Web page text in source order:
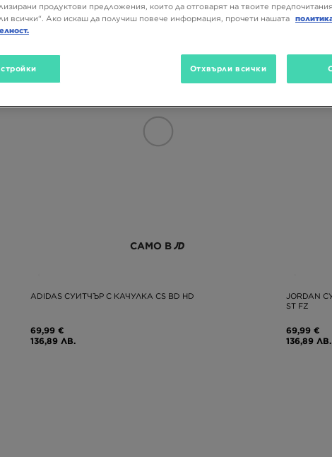
САМО В
ADIDAS СУИТЧЪР С КАЧУЛКА CS BD HD
69,99 €
136,89 ЛВ.
JORDAN
ST FZ
69,99 €
136,89 ЛВ.
продуктови предложения, които да отговарят на твоите
всички“. Ако искаш да получиш повече информация, прочети нашата
Отхвърли всички